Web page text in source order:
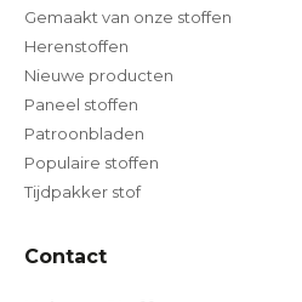
Gemaakt van onze stoffen
Herenstoffen
Nieuwe producten
Paneel stoffen
Patroonbladen
Populaire stoffen
Tijdpakker stof
Contact